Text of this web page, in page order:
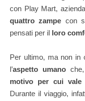
con Play Mart,
quattro zampe con
pensati per il loro
Per ultimo, ma non in
l’aspetto umanoche,
motivo per cui vale
Durante il viaggio,